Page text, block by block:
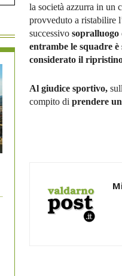
la società azzurra in un
provveduto a ristabilire
successivo sopralluogo
entrambe le squadre
considerato il
Al giudice sportivo,
compito di prendere